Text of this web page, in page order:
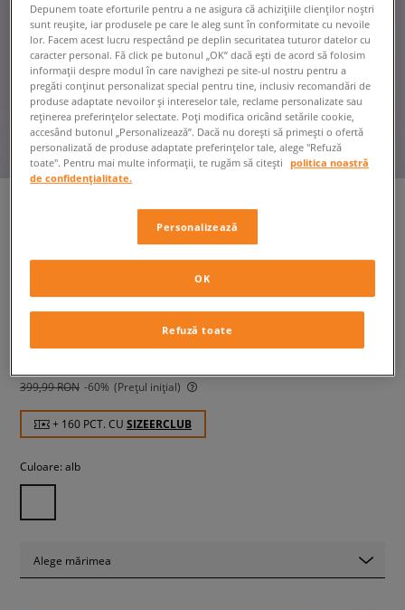
REEBOK CLASSIC NYLON
femei, sneakers
169,99 RON -6% (Cel mai mic preț din ultimele 30 de zile înainte de
399,99 RON -60% (Prețul inițial)
+ 160 PCT. CU SIZEERCLUB
Culoare: alb
Alege mărimea
Depunem toate eforturile pentru a ne asigura că achizițiile clienților noștri
sunt reușite, iar produsele pe care le aleg sunt în conformitate cu nevoile
lor. Facem acest lucru respectând pe deplin securitatea tuturor datelor cu
caracter personal. Fă click pe butonul „OK” dacă ești de acord să folosim
informații despre modul în care navighezi pe site-ul nostru pentru a
pregăti conținut personalizat special pentru tine, inclusiv recomandări de
produse adaptate nevoilor și intereselor tale, reclame personalizate sau
reținerea preferințelor selectate. Poți modifica oricând setările cookie,
accesând butonul „Personalizează”. Dacă nu dorești să primești o ofertă
personalizată de produse adaptate preferințelor tale, alege "Refuză
toate". Pentru mai multe informații, te rugăm să citești
politica noastră
de confidențialitate.
Personalizează
Refuză toate
OK